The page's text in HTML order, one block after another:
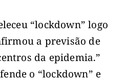
“lockdown” logo
a previsão de
da epidemia.”
o “lockdown” e